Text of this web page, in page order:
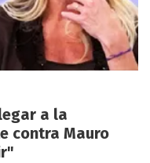
a la
contra Mauro